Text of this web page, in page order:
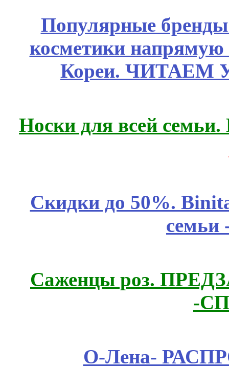
Популярные
косметики
Кореи. ЧИТАЕМ
Носки для всей
Скидки до 50%.
семьи
Саженцы роз.
-
О-Лена-